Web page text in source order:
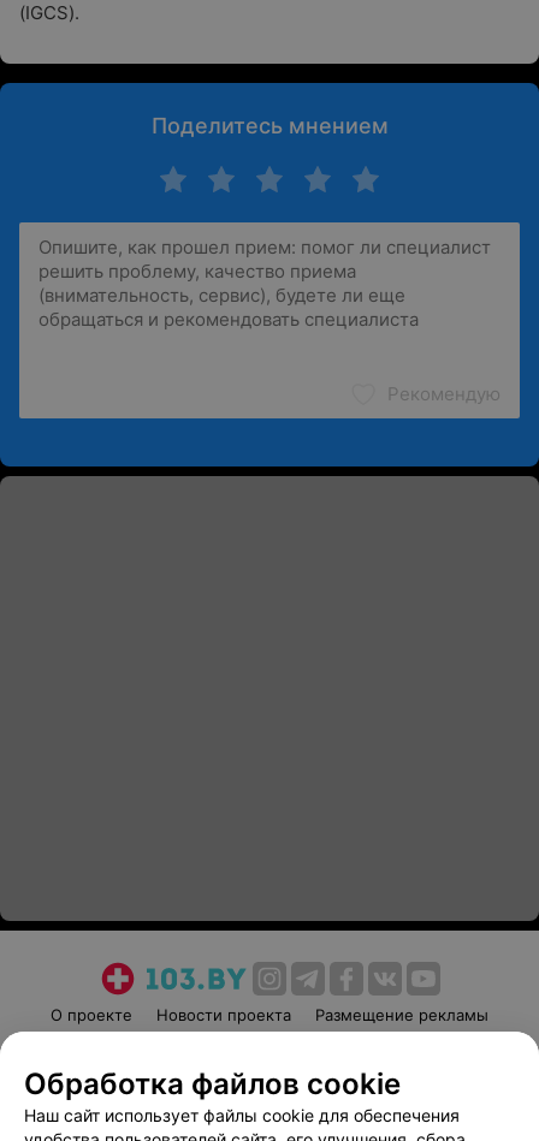
(IGCS).
Поделитесь мнением
Рекомендую
О проекте Новости проекта
Размещение рекламы
Пользовательское соглашение
Способы оплаты
Вакансии
Партнеры
Обработка файлов cookie
Наш сайт использует файлы cookie для обеспечения